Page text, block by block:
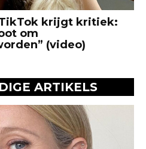
TikTok krijgt kritiek:
om
(video)
ARTIKELS